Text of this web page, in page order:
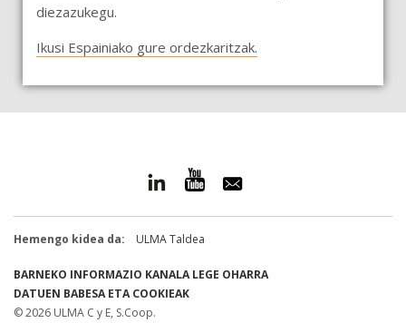
diezazukegu.
Ikusi Espainiako gure ordezkaritzak.
Hemengo kidea da: ULMA Taldea
BARNEKO INFORMAZIO KANALA LEGE OHARRA
DATUEN BABESA ETA COOKIEAK
© 2026 ULMA C y E, S.Coop.